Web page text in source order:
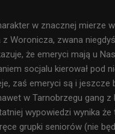
w znacznej mierze
Woronicza, zwana
że emeryci mają u
socjalu kierował pod
zaś emeryci są i jeszcze
w Tarnobrzegu gang z
wypowiedzi wynika
grupki seniorów (nie